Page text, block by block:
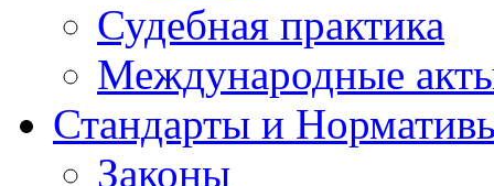
Судебная практика
Международные
Стандарты и
Законы